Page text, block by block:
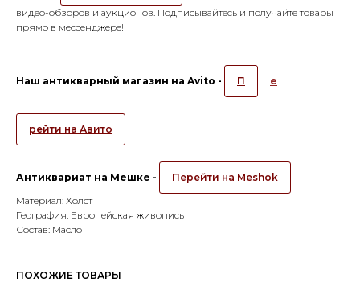
видео-обзоров и аукционов. Подписывайтесь и получайте товары
прямо в мессенджере!
Наш антикварный магазин на Avito - П е
рейти на Авито
Антиквариат на Мешке -
Перейти на Meshok
Материал: Холст
География: Европейская живопись
Состав: Масло
ПОХОЖИЕ ТОВАРЫ